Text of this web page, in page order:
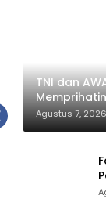
TNI dan
Pemerintah
Agustus 7, 2026